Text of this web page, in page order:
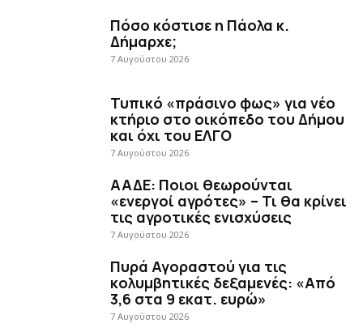
Πόσο κόστισε η Πάολα κ.
Δήμαρχε;
7 Αυγούστου 2026
Τυπικό «πράσινο φως» για νέο
κτήριο στο οικόπεδο του Δήμου
και όχι του ΕΛΓΟ
7 Αυγούστου 2026
ΑΑΔΕ: Ποιοι θεωρούνται
«ενεργοί αγρότες» – Τι θα κρίνει
τις αγροτικές ενισχύσεις
7 Αυγούστου 2026
Πυρά Αγοραστού για τις
κολυμβητικές δεξαμενές: «Από
3,6 στα 9 εκατ. ευρώ»
7 Αυγούστου 2026